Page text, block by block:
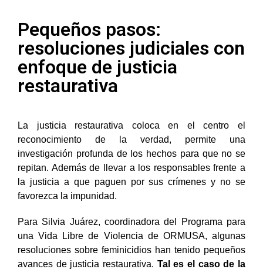
Pequeños pasos:
resoluciones judiciales con
enfoque de justicia
restaurativa
La justicia restaurativa coloca en el centro el
reconocimiento de la verdad, permite una
investigación profunda de los hechos para que no se
repitan. Además de llevar a los responsables frente a
la justicia a que paguen por sus crímenes y no se
favorezca la impunidad.
Para Silvia Juárez, coordinadora del Programa para
una Vida Libre de Violencia de ORMUSA, algunas
resoluciones sobre feminicidios han tenido pequeños